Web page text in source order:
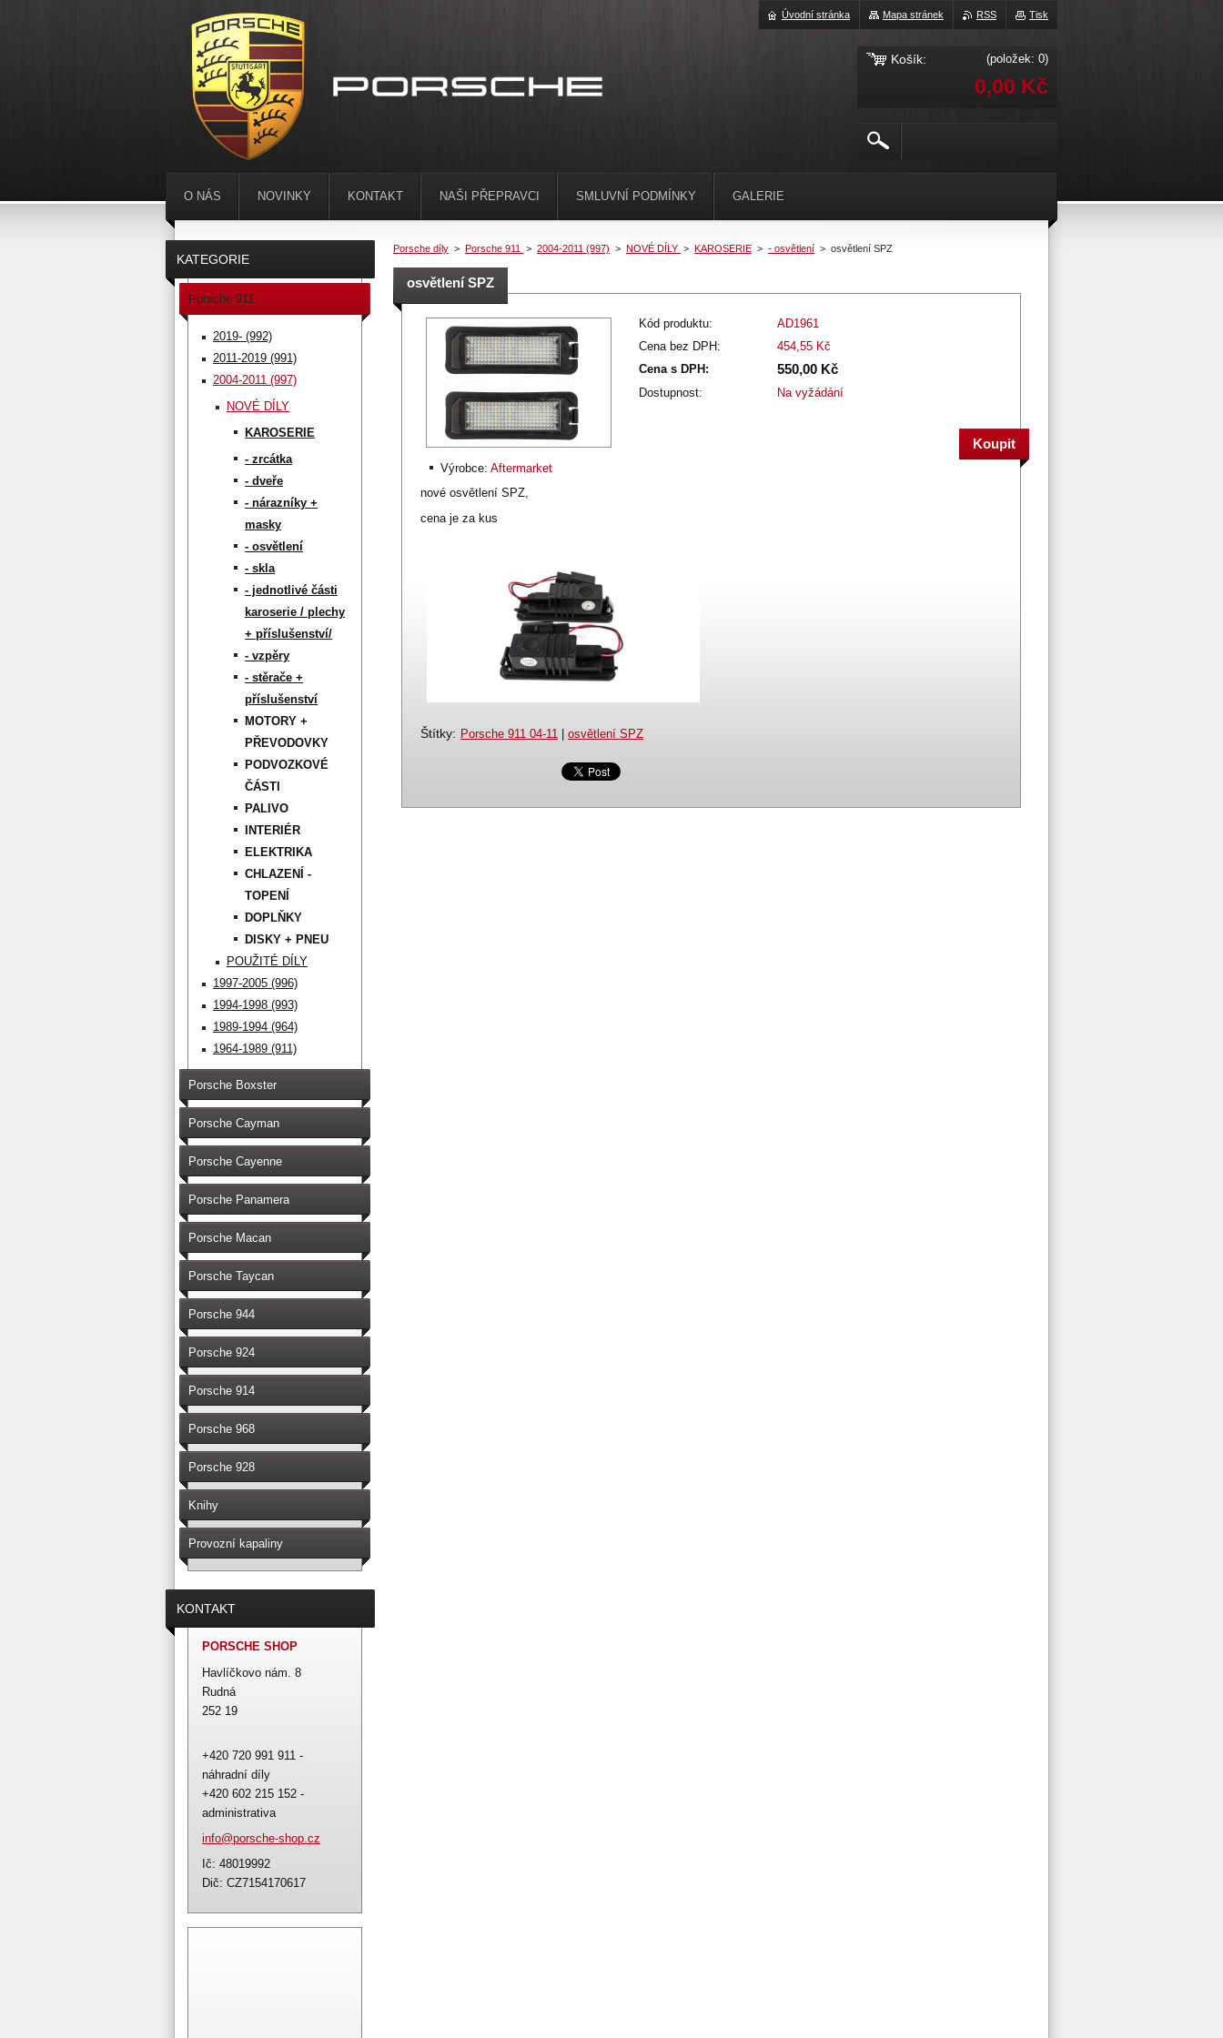
Porsche díly > Porsche 911 > 2004-2011 (997) > NOVÉ DÍLY > KAROSERIE > - osvětlení > osvětlení SPZ
osvětlení SPZ
Kód produktu:
AD1961
Cena bez DPH:
454,55 Kč
Cena s DPH:
550,00 Kč
Dostupnost: Na vyžádání
Výrobce: Aftermarket
nové osvětlení SPZ,
cena je za kus
Štítky: Porsche 911 04-11 osvětlení SPZ
KATEGORIE
Porsche 911
2019- (992)
2011-2019 (991)
2004-2011 (997)
NOVÉ DÍLY
KAROSERIE
- zrcátka
- dveře
- nárazníky +
masky
- osvětlení
- skla
- jednotlivé části
karoserie / plechy
+ příslušenství/
- vzpěry
- stěrače +
příslušenství
MOTORY +
PŘEVODOVKY
PODVOZKOVÉ
ČÁSTI
PALIVO
INTERIÉR
ELEKTRIKA
CHLAZENÍ -
TOPENÍ
DOPLŇKY
DISKY + PNEU
POUŽITÉ DÍLY
1997-2005 (996)
1994-1998 (993)
1989-1994 (964)
1964-1989 (911)
Porsche Boxster
Porsche Cayman
Porsche Cayenne
Porsche Panamera
Porsche Macan
Porsche Taycan
Porsche 944
Porsche 924
Porsche 914
Porsche 968
Porsche 928
Knihy
Provozní kapaliny
KONTAKT
PORSCHE SHOP
Havlíčkovo nám. 8
Rudná
252 19
+420 720 991 911 -
náhradní díly
+420 602 215 152 -
administrativa
info@porsche-shop.cz
Ič: 48019992
Dič: CZ7154170617
O NÁS NOVINKY KONTAKT NAŠI PŘEPRAVCI SMLUVNÍ PODMÍNKY GALERIE
Tisk
RSS
Mapa stránek
Úvodní stránka
Košík: (položek: 0)
0,00 Kč